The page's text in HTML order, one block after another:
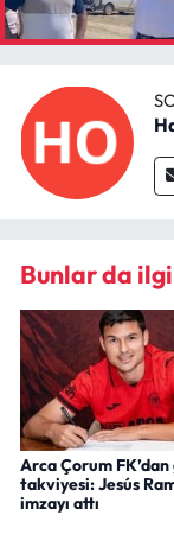
Bunlar da
Arca Çorum FK’dan
takviyesi: Jesús
imzayı attı